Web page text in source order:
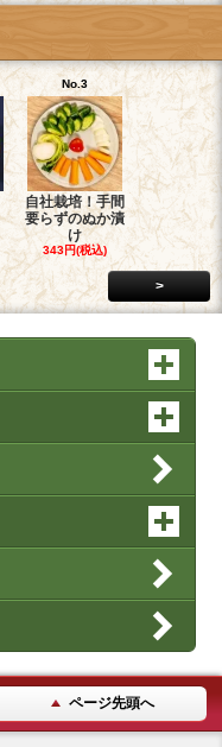
No.3
自社栽培！手間
要らずのぬか漬
け
343円(税込)
No.4
鉄砲漬
540円(税
>
ページ先頭へ